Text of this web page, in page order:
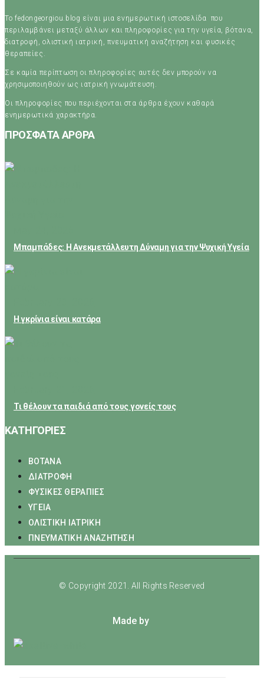
Το fedongeorgiou.blog είναι μια ενημερωτική ιστοσελίδα που
περιλαμβάνει μεταξύ άλλων και πληροφορίες για την υγεία, βότανα,
διατροφή, ολιστική ιατρική, πνευματική αναζήτηση και φυσικές
θεραπείες.
Σε καμία περίπτωση οι πληροφορίες αυτές δεν μπορούν να
χρησιμοποιηθούν ως ιατρική γνωμάτευση.
Οι πληροφορίες που περιέχονται στα άρθρα έχουν καθαρά
ενημερωτικά χαρακτήρα.
ΠΡΟΣΦΑΤΑ ΑΡΘΡΑ
Μπαμπάδες: Η Ανεκμετάλλευτη Δύναμη για την Ψυχική Υγεία
Η γκρίνια είναι κατάρα
Τι θέλουν τα παιδιά από τους γονείς τους
ΚΑΤΗΓΟΡΙΕΣ
ΒΟΤΑΝΑ
ΔΙΑΤΡΟΦΗ
ΦΥΣΙΚΕΣ ΘΕΡΑΠΙΕΣ
ΥΓΕΙΑ
ΟΛΙΣΤΙΚΗ ΙΑΤΡΙΚΗ
ΠΝΕΥΜΑΤΙΚΗ ΑΝΑΖΗΤΗΣΗ
© Copyright 2021. All Rights Reserved
Made by